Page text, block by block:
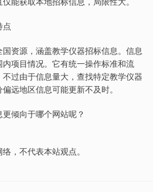
点
资源，涵盖教学仪器招标信息。信息
项目情况。它有统一操作标准和流
过由于信息量大，查找特定教学仪器
远地区信息可能更新不及时。
倾向于哪个网站呢？
，不代表本站观点。